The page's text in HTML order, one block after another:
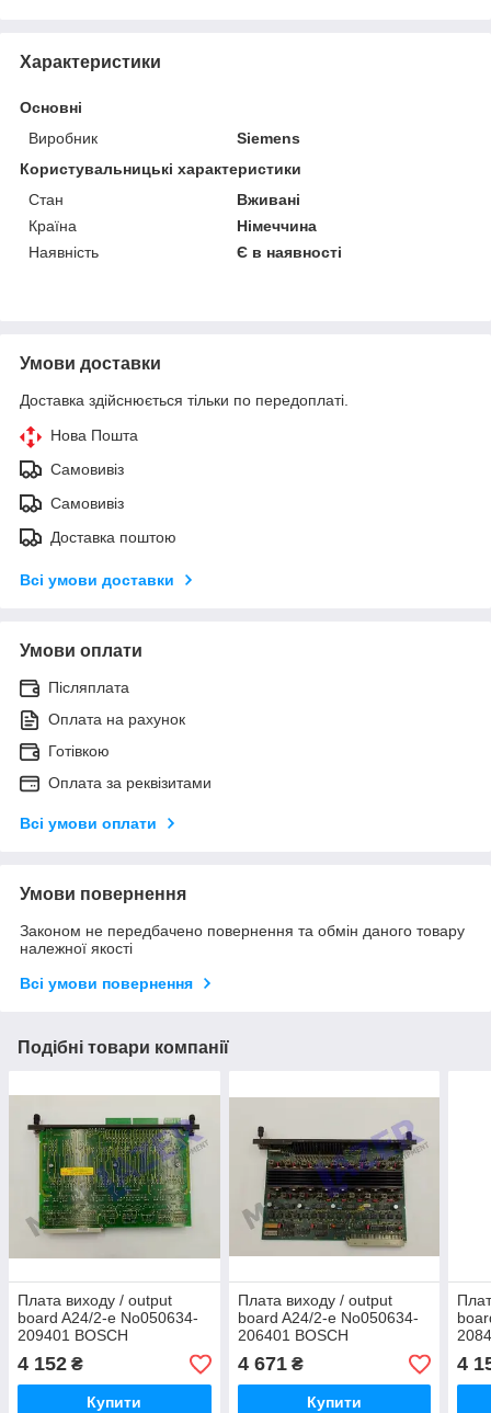
Характеристики
Основні
Виробник
Siemens
Користувальницькі характеристики
Стан
Вживані
Країна
Німеччина
Наявність
Є в наявності
Умови доставки
Доставка здійснюється тільки по передоплаті.
Нова Пошта
Самовивіз
Самовивіз
Доставка поштою
Всі умови доставки
Умови оплати
Післяплата
Оплата на рахунок
Готівкою
Оплата за реквізитами
Всі умови оплати
Умови повернення
Законом не передбачено повернення та обмін даного товару
належної якості
Всі умови повернення
Подібні товари компанії
Плата виходу / output
board A24/2-e No050634-
209401 BOSCH
4 152 ₴
Купити
Плата виходу / output
board A24/2-e No050634-
206401 BOSCH
4 671₴
Купити
4